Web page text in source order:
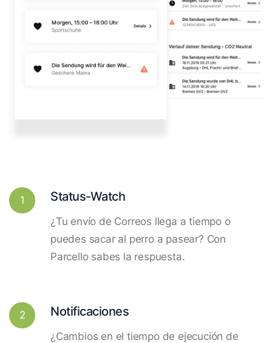
1 Status-Watch
¿Tu envío de Correos llega a tiempo o
puedes sacar al perro a pasear? Con
Parcello sabes la respuesta.
2 Notificaciones
¿Cambios en el tiempo de ejecución de